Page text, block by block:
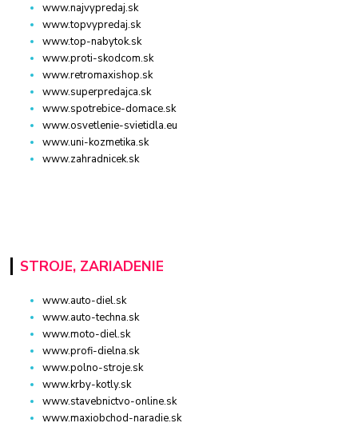
www.najvypredaj.sk
www.topvypredaj.sk
www.top-nabytok.sk
www.proti-skodcom.sk
www.retromaxishop.sk
www.superpredajca.sk
www.spotrebice-domace.sk
www.osvetlenie-svietidla.eu
www.uni-kozmetika.sk
www.zahradnicek.sk
STROJE, ZARIADENIE
www.auto-diel.sk
www.auto-techna.sk
www.moto-diel.sk
www.profi-dielna.sk
www.polno-stroje.sk
www.krby-kotly.sk
www.stavebnictvo-online.sk
www.maxiobchod-naradie.sk